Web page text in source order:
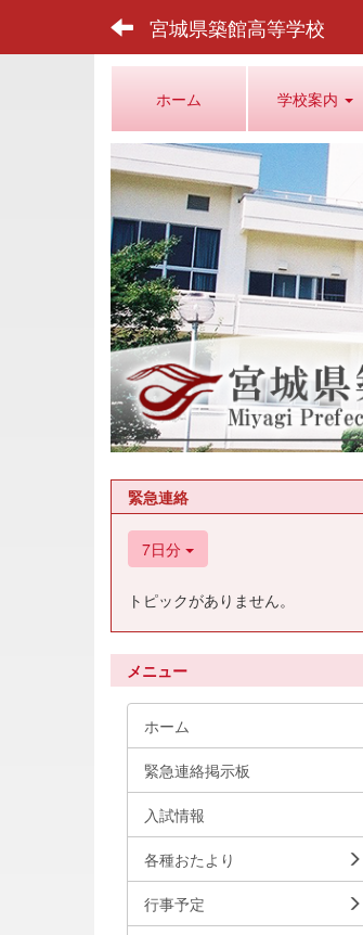
宮城県築館高等学校
ホーム 学校案内
緊急連絡
7日分
トピックがありません。
メニュー
ホーム
緊急連絡掲示板
入試情報
各種おたより
行事予定